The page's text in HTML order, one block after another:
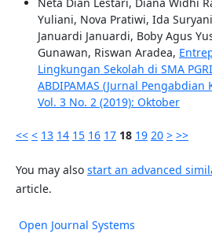
Yuliani, Nova Pratiwi, Ida
Januardi Januardi, Boby Agus
Gunawan, Riswan Aradea,
Lingkungan Sekolah di SMA
ABDIPAMAS (Jurnal Pengabdian
Vol. 3 No. 2 (2019): Oktober
<< < 13 14 15 16 17 18 19 20 > >>
You may also start an advanced
article.
Open Journal Systems